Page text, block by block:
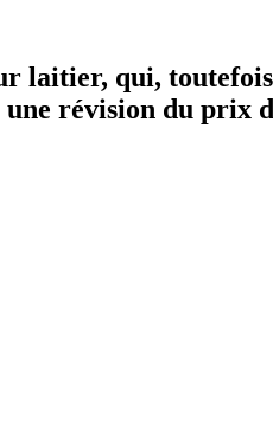
laitier, qui,
révision du prix